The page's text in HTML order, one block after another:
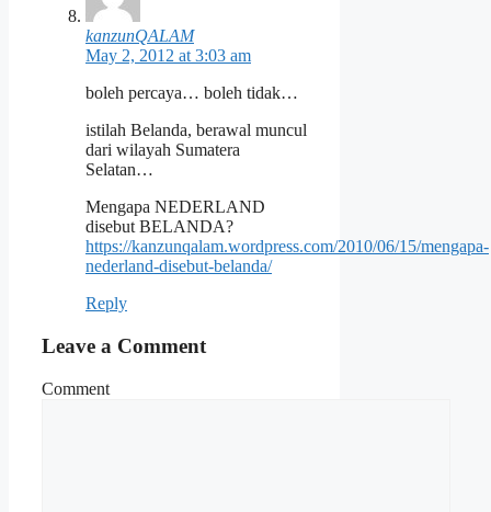
kanzunQALAM
May 2, 2012 at 3:03 am
boleh percaya… boleh tidak…
istilah Belanda, berawal muncul
dari wilayah Sumatera
Selatan…
Mengapa NEDERLAND
disebut BELANDA?
https://kanzunqalam.wordpress.com/2010/06/15/mengapa-
nederland-disebut-belanda/
Reply
Leave a Comment
Comment